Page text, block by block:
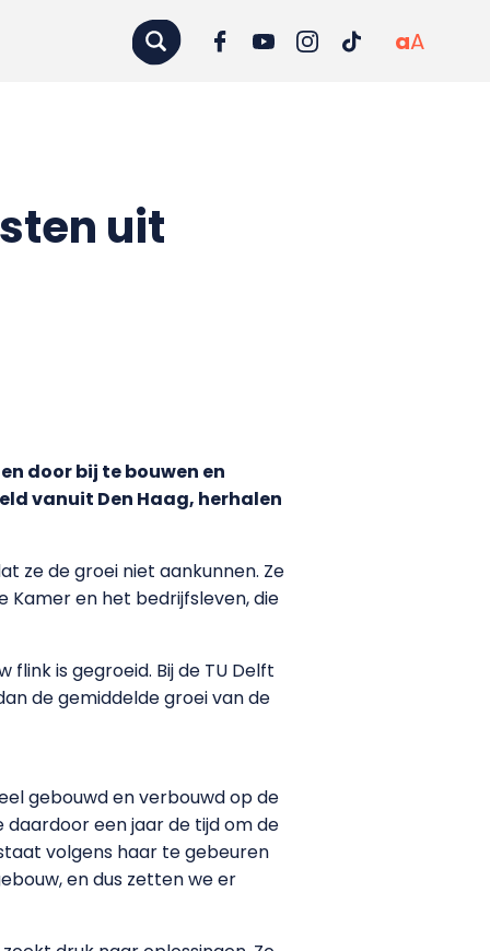
aA
uit
door bij te bouwen en
vanuit Den Haag, herhalen
ze de groei niet aankunnen. Ze
Kamer en het bedrijfsleven, die
is gegroeid. Bij de TU Delft
de gemiddelde groei van de
gebouwd en verbouwd op de
daardoor een jaar de tijd om de
volgens haar te gebeuren
en dus zetten we er